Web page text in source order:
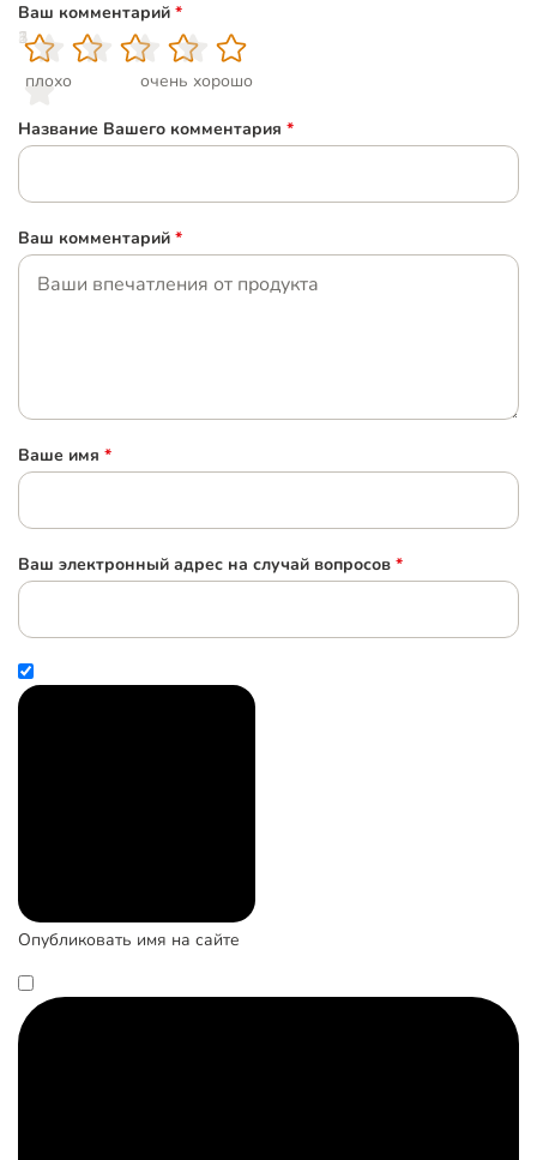
Ваш комментарий *
1
плохо
2
3
4
5
очень хорошо
Название Вашего комментария *
Ваш комментарий *
Ваше имя *
Ваш электронный адрес на случай вопросов *
Опубликовать имя на сайте